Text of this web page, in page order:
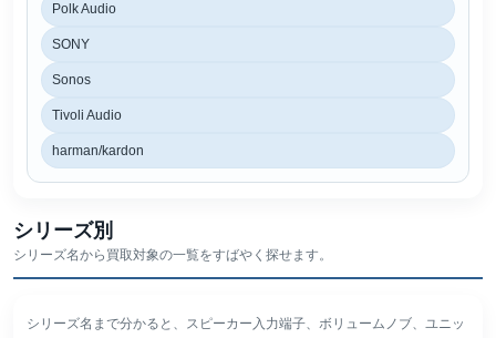
Polk Audio
SONY
Sonos
Tivoli Audio
harman/kardon
シリーズ別
シリーズ名から買取対象の一覧をすばやく探せます。
シリーズ名まで分かると、スピーカー入力端子、ボリュームノブ、ユニッ